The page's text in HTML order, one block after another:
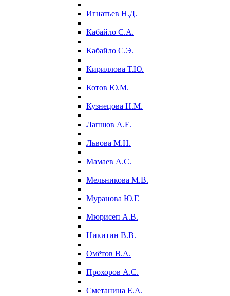
Игнатьев Н.Д.
Кабайло С.А.
Кабайло С.Э.
Кириллова Т.Ю.
Котов Ю.М.
Кузнецова Н.М.
Лапшов А.Е.
Львова М.Н.
Мамаев А.С.
Мельникова М.В.
Муранова Ю.Г.
Мюрисеп А.В.
Никитин В.В.
Омётов В.А.
Прохоров А.С.
Сметанина Е.А.